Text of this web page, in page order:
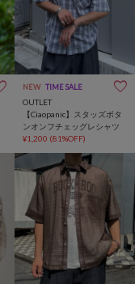
NEW TIME SALE
OUTLET
【Ciaopanic】スタッズボタ
ンオンフチェッグレシャツ
¥1,200 (81%OFF)